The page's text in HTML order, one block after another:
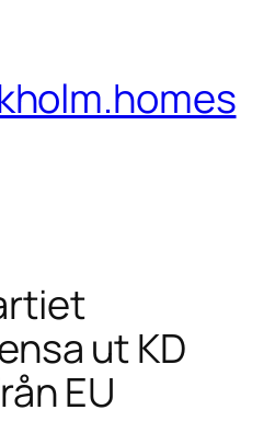
ut KD
EU